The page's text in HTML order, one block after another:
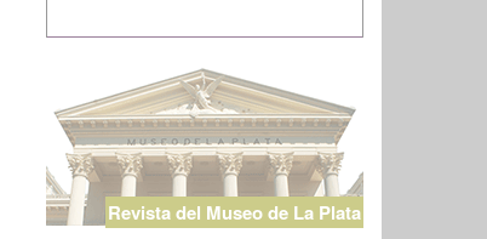
Revista del Museo de La Plata